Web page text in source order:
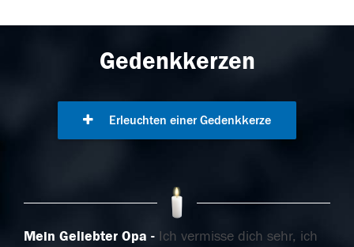
Gedenkkerzen
Erleuchten einer Gedenkkerze
Mein Geliebter Opa
Ich vermisse dich sehr, ich